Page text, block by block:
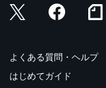
よくある質問・ヘルプ
はじめてガイド